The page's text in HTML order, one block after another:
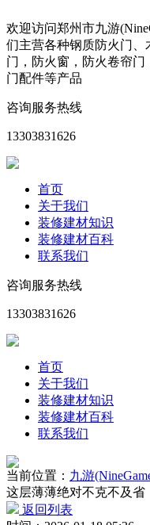
欢迎访问郑州市九游
们主营各种钢质防火门、
门，防火窗，防火卷帘
门配件等产品
咨询服务热线
13303831626
首页
关于我们
装修建材知识
装修建材百科
联系我们
咨询服务热线
13303831626
首页
关于我们
装修建材知识
装修建材百科
联系我们
当前位置： 九游
这层薄薄绝对不克不及省
返回列表